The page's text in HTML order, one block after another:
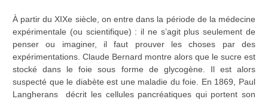
À partir du XIXe siècle, on entre dans la période de la médecine
expérimentale (ou scientifique) : il ne s’agit plus seulement de
penser ou imaginer, il faut prouver les choses par des
expérimentations. Claude Bernard montre alors que le sucre est
stocké dans le foie sous forme de glycogène. Il est alors
suspecté que le diabète est une maladie du foie. En 1869, Paul
Langherans décrit les cellules pancréatiques qui portent son